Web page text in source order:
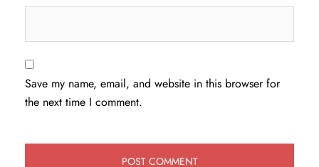
Save my name, email, and website in this browser for
the next time I comment.